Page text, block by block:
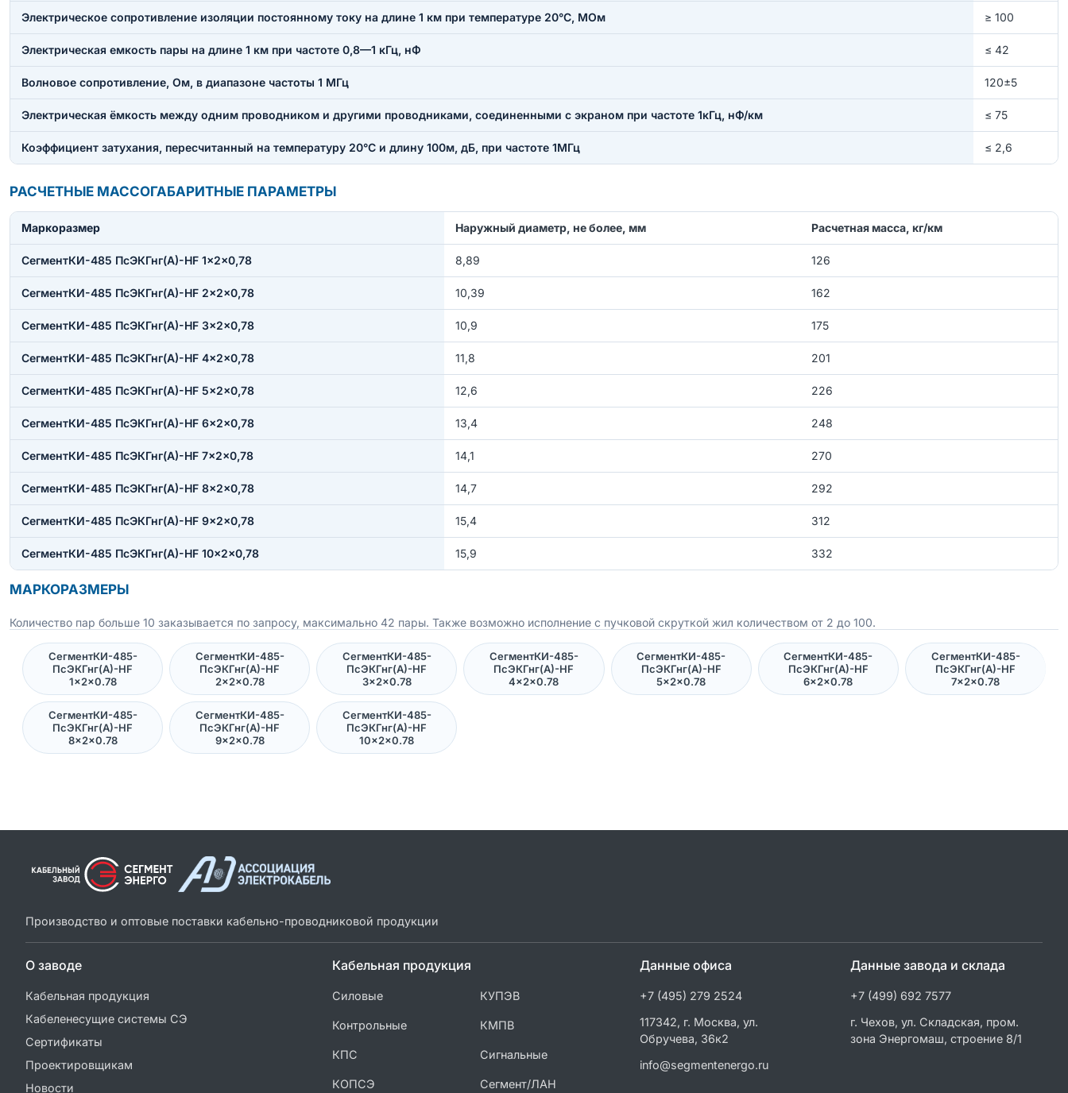
Электрическое сопротивление изоляции постоянному току на длине 1 км при температуре 20°С, МОм ≥ 100
Электрическая емкость пары на длине 1 км при частоте 0,8—1 кГц, нФ ≤ 42
Волновое сопротивление, Ом, в диапазоне частоты 1 МГц 120±5
Электрическая ёмкость между одним проводником и другими проводниками, соединенными с экраном при частоте 1кГц, нФ/км ≤ 75
Коэффициент затухания, пересчитанный на температуру 20°С и длину 100м, дБ, при частоте 1МГц ≤ 2,6
РАСЧЕТНЫЕ МАССОГАБАРИТНЫЕ ПАРАМЕТРЫ
Маркоразмер Наружный диаметр, не более, мм Расчетная масса, кг/км
СегментКИ-485 ПсЭКГнг(А)-HF 1×2×0,78 8,89 126
СегментКИ-485 ПсЭКГнг(А)-HF 2×2×0,78 10,39 162
СегментКИ-485 ПсЭКГнг(А)-HF 3×2×0,78 10,9 175
СегментКИ-485 ПсЭКГнг(А)-HF 4×2×0,78 11,8 201
СегментКИ-485 ПсЭКГнг(А)-HF 5×2×0,78 12,6 226
СегментКИ-485 ПсЭКГнг(А)-HF 6×2×0,78 13,4 248
СегментКИ-485 ПсЭКГнг(А)-HF 7×2×0,78 14,1 270
СегментКИ-485 ПсЭКГнг(А)-HF 8×2×0,78 14,7 292
СегментКИ-485 ПсЭКГнг(А)-HF 9×2×0,78 15,4 312
СегментКИ-485 ПсЭКГнг(А)-HF 10×2×0,78 15,9 332
МАРКОРАЗМЕРЫ
Количество пар больше 10 заказывается по запросу, максимально 42 пары. Также возможно исполнение с пучковой скруткой жил количеством от 2 до 100.
СегментКИ-485-
ПсЭКГнг(А)-HF
1×2×0.78
СегментКИ-485-
ПсЭКГнг(А)-HF
2×2×0.78
СегментКИ-485-
ПсЭКГнг(А)-HF
3×2×0.78
СегментКИ-485-
ПсЭКГнг(А)-HF
4×2×0.78
СегментКИ-485-
ПсЭКГнг(А)-HF
5×2×0.78
СегментКИ-485-
ПсЭКГнг(А)-HF
6×2×0.78
СегментКИ-485-
ПсЭКГнг(А)-HF
7×2×0.78
СегментКИ-485-
ПсЭКГнг(А)-HF
8×2×0.78
СегментКИ-485-
ПсЭКГнг(А)-HF
9×2×0.78
СегментКИ-485-
ПсЭКГнг(А)-HF
10×2×0.78
Производство и оптовые поставки кабельно-проводниковой продукции
О заводе
Кабельная продукция
Кабеленесущие системы СЭ
Сертификаты
Проектировщикам
Новости
Кабельная продукция
Силовые КУПЭВ
Контрольные КМПВ
КПС Сигнальные
КОПСЭ Сегмент/ЛАН
Данные офиса
+7 (495) 279 2524
117342, г. Москва, ул.
Обручева, 36к2
info@segmentenergo.ru
Данные завода и склада
+7 (499) 692 7577
г. Чехов, ул. Складская, пром.
зона Энергомаш, строение 8/1